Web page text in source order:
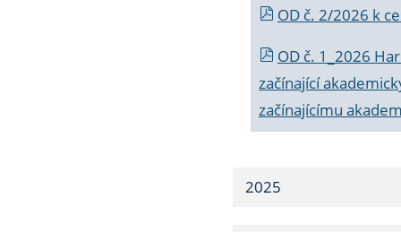
OD č. 2/2026 k
OD č. 1_2026
začínající
začínajícímu
2025